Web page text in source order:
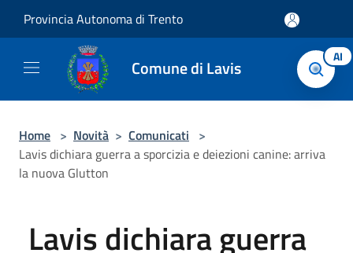
Provincia Autonoma di Trento
Comune di Lavis AI
Home > Novità > Comunicati >
Lavis dichiara guerra a sporcizia e deiezioni canine: arriva
la nuova Glutton
Lavis dichiara guerra